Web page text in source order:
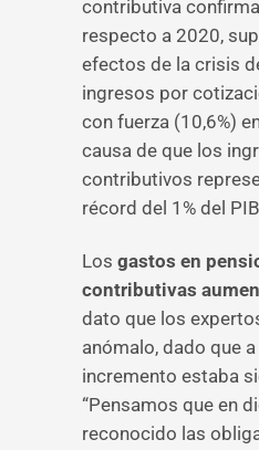
contributiva
respecto a 2020,
efectos de la crisis
ingresos por
con fuerza (10,6%)
causa de que los
contributivos
récord del 1% del
Los gastos en
contributivas
dato que los
anómalo, dado que
incremento estaba
“Pensamos que en
reconocido las